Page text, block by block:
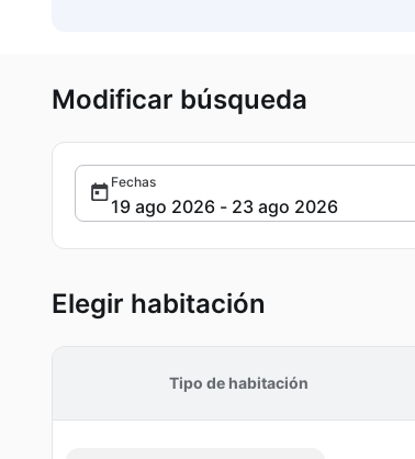
Modificar búsqueda
Fechas
Elegir habitación
Tipo de habitación